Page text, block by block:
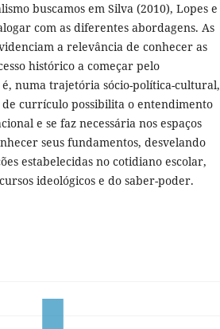
buscamos em Silva (2010), Lopes e
com as diferentes abordagens. As
a relevância de conhecer as
histórico a começar pelo
numa trajetória sócio-política-cultural,
de currículo possibilita o entendimento
e se faz necessária nos espaços
seus fundamentos, desvelando
estabelecidas no cotidiano escolar,
ideológicos e do saber-poder.